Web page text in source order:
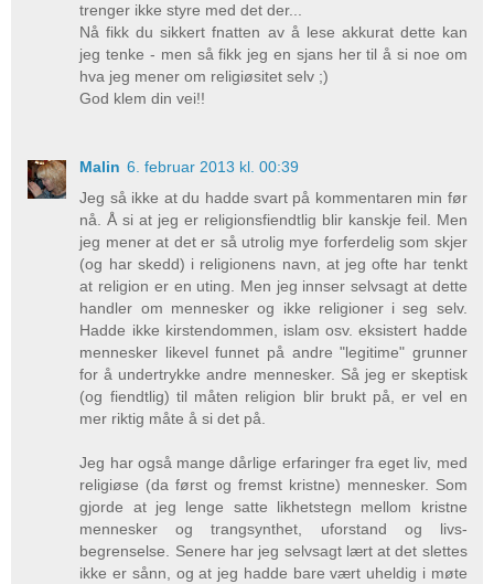
trenger ikke styre med det der...
Nå fikk du sikkert fnatten av å lese akkurat dette kan
jeg tenke - men så fikk jeg en sjans her til å si noe om
hva jeg mener om religiøsitet selv ;)
God klem din vei!!
Malin 6. februar 2013 kl. 00:39
Jeg så ikke at du hadde svart på kommentaren min før
nå. Å si at jeg er religionsfiendtlig blir kanskje feil. Men
jeg mener at det er så utrolig mye forferdelig som skjer
(og har skedd) i religionens navn, at jeg ofte har tenkt
at religion er en uting. Men jeg innser selvsagt at dette
handler om mennesker og ikke religioner i seg selv.
Hadde ikke kirstendommen, islam osv. eksistert hadde
mennesker likevel funnet på andre "legitime" grunner
for å undertrykke andre mennesker. Så jeg er skeptisk
(og fiendtlig) til måten religion blir brukt på, er vel en
mer riktig måte å si det på.
Jeg har også mange dårlige erfaringer fra eget liv, med
religiøse (da først og fremst kristne) mennesker. Som
gjorde at jeg lenge satte likhetstegn mellom kristne
mennesker og trangsynthet, uforstand og livs-
begrenselse. Senere har jeg selvsagt lært at det slettes
ikke er sånn, og at jeg hadde bare vært uheldig i møte